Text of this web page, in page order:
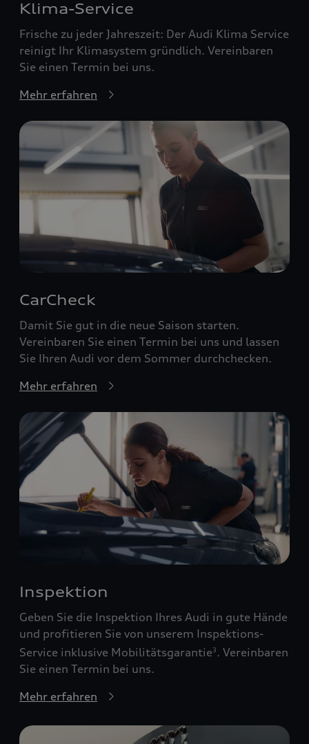
Klima-Service
Frische zu jeder Jahreszeit: Der Audi Klima Service
reinigt Ihr Klimasystem gründlich. Vereinbaren
Sie einen Termin bei uns.
Mehr erfahren
CarCheck
Damit Sie gut in die neue Saison starten.
Vereinbaren Sie einen Termin bei uns und lassen
Sie Ihren Audi vor dem Sommer durchchecken.
Mehr erfahren
Inspektion
Geben Sie die Inspektion Ihres Audi in gute Hände
und profitieren Sie von unserem Inspektions-
Service inklusive Mobilitätsgarantie3 . Vereinbaren
Sie einen Termin bei uns.
Mehr erfahren